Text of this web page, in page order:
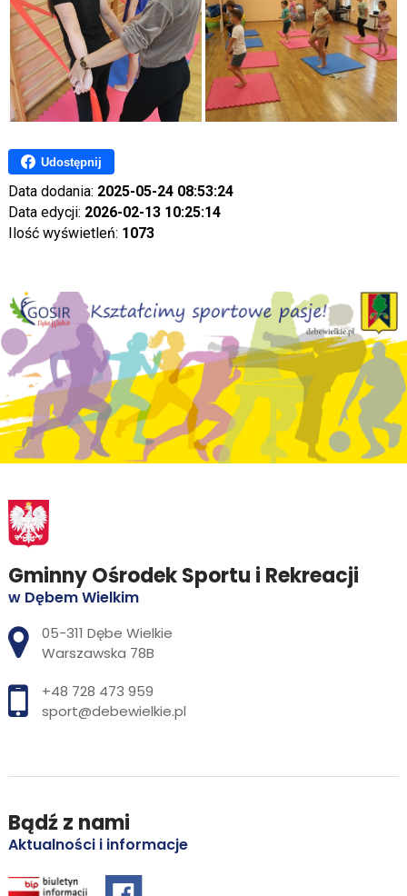
Udostępnij
Data dodania: 2025-05-24 08:53:24
Data edycji: 2026-02-13 10:25:14
Ilość wyświetleń: 1073
Gminny Ośrodek Sportu i Rekreacji
w Dębem Wielkim
Adres pocztowy:
05-311 Dębe Wielkie
Warszawska 78B
+48 728 473 959
sport@debewielkie.pl
Bądź z nami
Aktualności i informacje